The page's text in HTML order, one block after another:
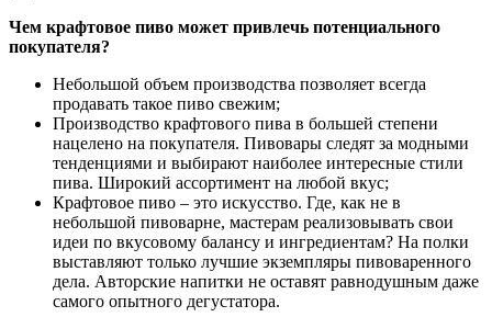
Чем крафтовое пиво может привлечь потенциального
покупателя?
Небольшой объем производства позволяет всегда
продавать такое пиво свежим;
Производство крафтового пива в большей степени
нацелено на покупателя. Пивовары следят за модными
тенденциями и выбирают наиболее интересные стили
пива. Широкий ассортимент на любой вкус;
Крафтовое пиво – это искусство. Где, как не в
небольшой пивоварне, мастерам реализовывать свои
идеи по вкусовому балансу и ингредиентам? На полки
выставляют только лучшие экземпляры пивоваренного
дела. Авторские напитки не оставят равнодушным даже
самого опытного дегустатора.